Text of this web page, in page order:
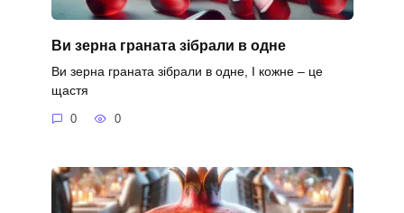
Ви зерна граната зібрали в одне
Ви зерна граната зібрали в одне, І кожне – це
щастя
0 0